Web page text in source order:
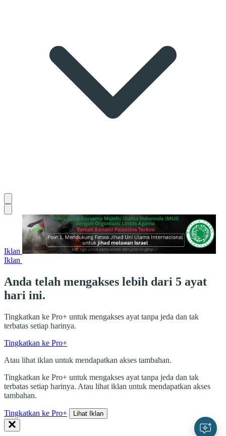
Iklan
Iklan
Anda telah mengakses lebih dari 5 ayat
hari ini.
Tingkatkan ke Pro+ untuk mengakses ayat tanpa jeda dan tak
terbatas setiap harinya.
Tingkatkan ke Pro+
Atau lihat iklan untuk mendapatkan akses tambahan.
Tingkatkan ke Pro+ untuk mengakses ayat tanpa jeda dan tak
terbatas setiap harinya. Atau lihat iklan untuk mendapatkan akses
tambahan.
Tingkatkan ke Pro+ Lihat Iklan